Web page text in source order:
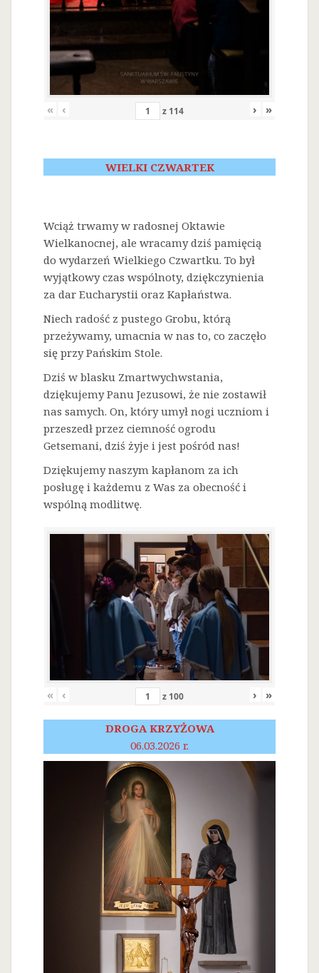
« ‹ z 114 › »
WIELKI CZWARTEK
Wciąż trwamy w radosnej Oktawie
Wielkanocnej, ale wracamy dziś pamięcią
do wydarzeń Wielkiego Czwartku. To był
wyjątkowy czas wspólnoty, dziękczynienia
za dar Eucharystii oraz Kapłaństwa.
Niech radość z pustego Grobu, którą
przeżywamy, umacnia w nas to, co zaczęło
się przy Pańskim Stole.
Dziś w blasku Zmartwychwstania,
dziękujemy Panu Jezusowi, że nie zostawił
nas samych. On, który umył nogi uczniom i
przeszedł przez ciemność ogrodu
Getsemani, dziś żyje i jest pośród nas!
Dziękujemy naszym kapłanom za ich
posługę i każdemu z Was za obecność i
wspólną modlitwę.
« ‹ z 100 › »
DROGA KRZYŻOWA
06.03.2026 r.